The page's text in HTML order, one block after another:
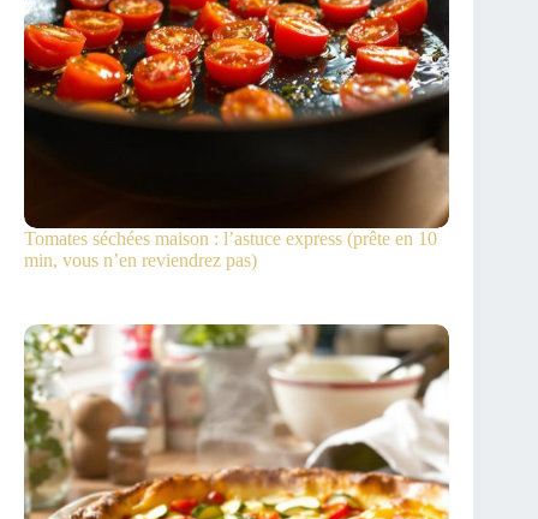
Tomates séchées maison : l’astuce express (prête en 10
min, vous n’en reviendrez pas)